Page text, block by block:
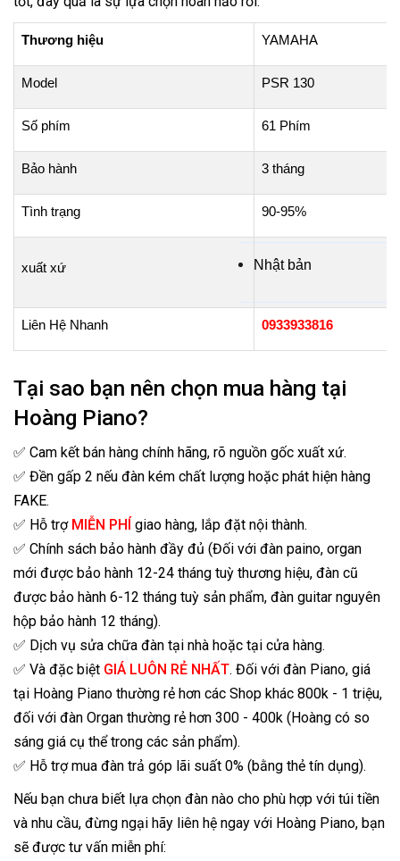
Thương hiệu YAMAHA
Model PSR 130
Số phím 61 Phím
Bảo hành 3 tháng
Tình trạng 90-95%
xuất xứ Nhậtbản
Liên Hệ Nhanh 0933933816
Tại sao bạn nên chọn mua hàng tại
Hoàng Piano?
✅ Cam kết bán hàng chính hãng, rõ nguồn gốc xuất xứ.
✅ Đền gấp 2 nếu đàn kém chất lượng hoặc phát hiện hàng
FAKE.
✅ Hỗ trợ MIỄN PHÍ giao hàng, lắp đặt nội thành.
✅ Chính sách bảo hành đầy đủ (Đối với đàn paino, organ
mới được bảo hành 12-24 tháng tuỳ thương hiệu, đàn cũ
được bảo hành 6-12 tháng tuỳ sản phẩm, đàn guitar nguyên
hộp bảo hành 12 tháng).
✅ Dịch vụ sửa chữa đàn tại nhà hoặc tại cửa hàng.
✅ Và đặc biệt GIÁ LUÔN RẺ NHẤT. Đối với đàn Piano, giá
tại Hoàng Piano thường rẻ hơn các Shop khác 800k - 1 triệu,
đối với đàn Organ thường rẻ hơn 300 - 400k (Hoàng có so
sáng giá cụ thể trong các sản phẩm).
✅ Hỗ trợ mua đàn trả góp lãi suất 0% (bằng thẻ tín dụng).
Nếu bạn chưa biết lựa chọn đàn nào cho phù hợp với túi tiền
và nhu cầu, đừng ngại hãy liên hệ ngay với Hoàng Piano, bạn
sẽ được tư vấn miễn phí: